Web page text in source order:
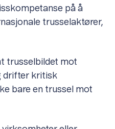
på å
trusselaktører,
trusselbildet mot
drifter kritisk
bare en trussel mot